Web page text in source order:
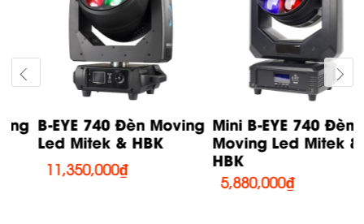
B-EYE 740 Đèn Moving
Led Mitek & HBK
11,350,000₫
Mini B-EYE 740 Đèn
Moving Led Mitek &
HBK
5,880,000₫